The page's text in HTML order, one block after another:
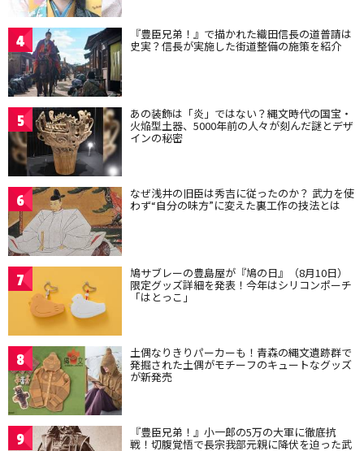
4 『豊臣兄弟！』で描かれた織田信長の道普請は
史実？信長が実施した街道整備の施策を紹介
5 あの装飾は「炎」ではない？縄文時代の国宝・
火焔型土器、5000年前の人々が刻んだ謎とデザ
インの秘密
6 なぜ浅井の旧臣は秀吉に従ったのか？ 武力を使
わず“自分の味方”に変えた裏工作の技法とは
7 鳩サブレーの豊島屋が『鳩の日』（8月10日）
限定グッズ詳細を発表！今年はシリコンポーチ
「はとっこ」
8 土偶なりきりパーカーも！青森の縄文遺跡群で
発掘された土偶がモチーフのキュートなグッズ
が新発売
9 『豊臣兄弟！』小一郎の5万の大軍に徹底抗
戦！切腹覚悟で長宗我部元親に降伏を迫った武